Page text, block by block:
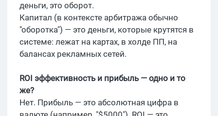
деньги, это оборот.
Капитал (в контексте арбитража обычно
"оборотка") — это деньги, которые крутятся в
системе: лежат на картах, в холде ПП, на
балансах рекламных сетей.
ROI эффективность и прибыль — одно и то
же?
Нет. Прибыль — это абсолютная цифра в